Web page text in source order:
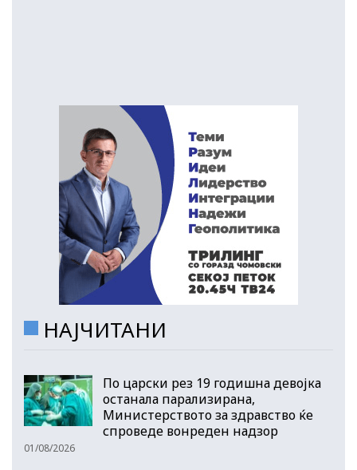
НАЈЧИТАНИ
По царски рез 19 годишна девојка
останала парализирана,
Министерството за здравство ќе
спроведе вонреден надзор
01/08/2026